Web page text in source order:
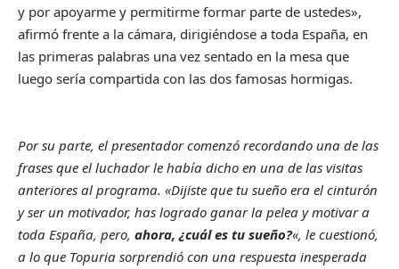
y por apoyarme y permitirme formar parte de ustedes»,
afirmó frente a la cámara, dirigiéndose a toda España, en
las primeras palabras una vez sentado en la mesa que
luego sería compartida con las dos famosas hormigas.
Por su parte, el presentador comenzó recordando una de las
frases que el luchador le había dicho en una de las visitas
anteriores al programa. «Dijiste que tu sueño era el cinturón
y ser un motivador, has logrado ganar la pelea y motivar a
toda España, pero, ahora, ¿cuál es tu sueño?«, le cuestionó,
a lo que Topuria sorprendió con una respuesta inesperada